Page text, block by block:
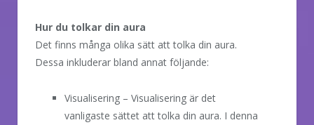
Hur du tolkar din aura
Det finns många olika sätt att tolka din aura.
Dessa inkluderar bland annat följande:
Visualisering – Visualisering är det
vanligaste sättet att tolka din aura. I denna